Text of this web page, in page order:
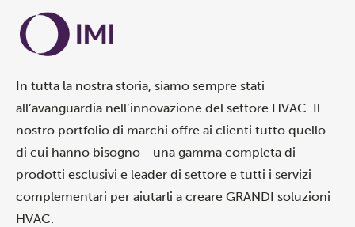
In tutta la nostra storia, siamo sempre stati
all’avanguardia nell’innovazione del settore HVAC. Il
nostro portfolio di marchi offre ai clienti tutto quello
di cui hanno bisogno - una gamma completa di
prodotti esclusivi e leader di settore e tutti i servizi
complementari per aiutarli a creare GRANDI soluzioni
HVAC.